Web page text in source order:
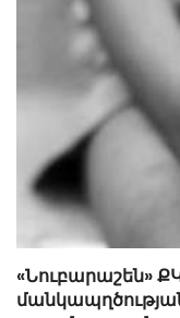
«Նուբարաշեն»